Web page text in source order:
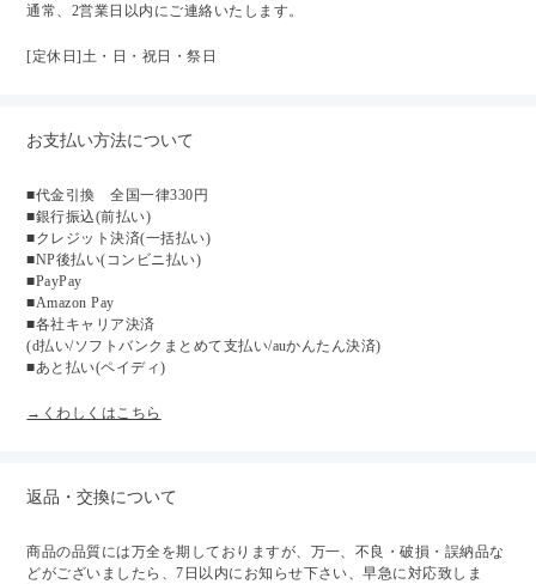
通常、2営業日以内にご連絡いたします。
[定休日]土・日・祝日・祭日
お支払い方法について
■代金引換 全国一律330円
■銀行振込(前払い)
■クレジット決済(一括払い)
■NP後払い(コンビニ払い)
■PayPay
■Amazon Pay
■各社キャリア決済
(d払い/ソフトバンクまとめて支払い/auかんたん決済)
■あと払い(ペイディ)
→くわしくはこちら
返品・交換について
商品の品質には万全を期しておりますが、万一、不良・破損・誤納品な
どがございましたら、7日以内にお知らせ下さい、早急に対応致しま